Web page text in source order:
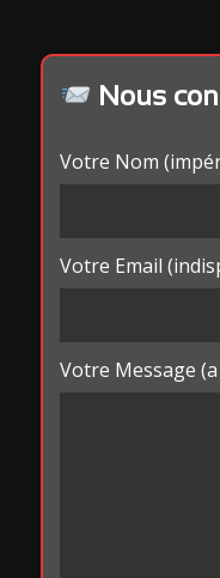
Nous
Votre Nom
Votre Email
Votre Message